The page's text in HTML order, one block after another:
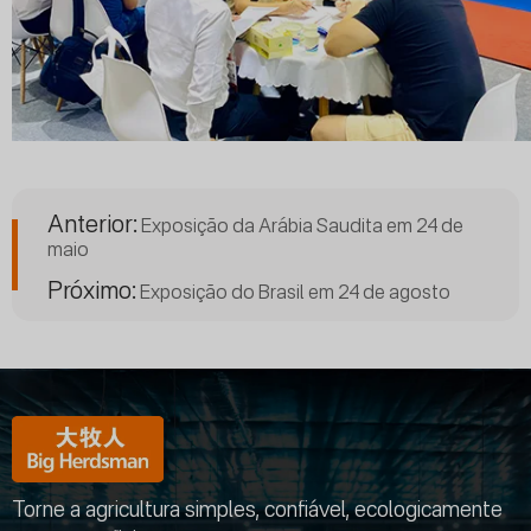
Anterior: Exposição da Arábia Saudita em 24 de
maio
Próximo: Exposição do Brasil em 24 de agosto
Torne a agricultura simples, confiável, ecologicamente